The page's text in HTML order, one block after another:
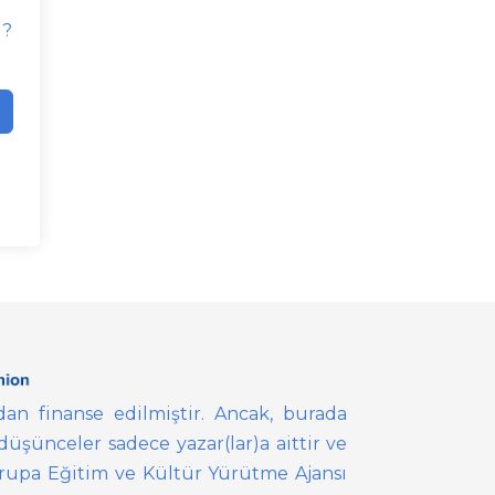
finanse edilmiştir. Ancak, burada
sadece yazar(lar)a aittir ve
Eğitim ve Kültür Yürütme Ajansı